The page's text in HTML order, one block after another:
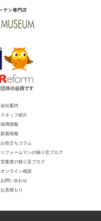
会社案内
スタッフ紹介
採用情報
新着情報
お役立ちコラム
リフォームマンの独り言ブログ
営業君の独り言ブログ
オンライン相談
お問い合わせ
お見積もり